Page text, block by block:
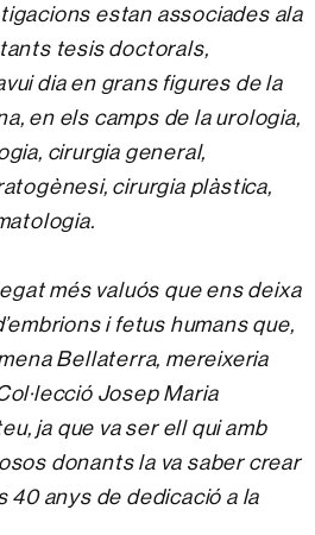
estan associades ala
tesis doctorals,
dia en grans figures de la
en els camps de la urologia,
cirurgia general,
cirurgia plàstica,
més valuós que ens deixa
i fetus humans que,
Bellaterra, mereixeria
Josep Maria
ja que va ser ell qui amb
donants la va saber crear
40 anys de dedicació a la